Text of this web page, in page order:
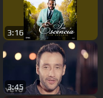
3:16
3:45